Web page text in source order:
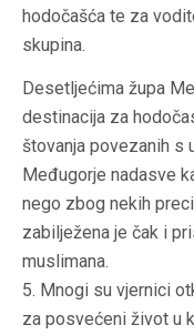
hodočašća te za
skupina.
Desetljećima župa
destinacija za
štovanja povezanih s
Međugorje nadasve
nego zbog nekih
zabilježena je čak i
muslimana.
5. Mnogi su vjernici
za posvećeni život u